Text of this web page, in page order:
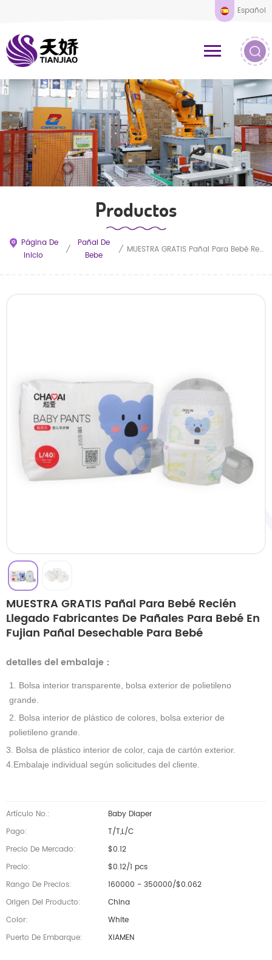
Español
Productos
Página De
Inicio
/
Pañal De
Bebe
/ MUESTRA GRATIS Pañal Para Bebé Recién Llegado Fabricantes De Pañales Para Bebé En Fujian Pañal Desechable Para Bebé
MUESTRA GRATIS Pañal Para Bebé Recién
Llegado Fabricantes De Pañales Para Bebé En
Fujian Pañal Desechable Para Bebé
detalles del embalaje ：
1. Bolsa interior transparente, bolsa exterior de polietileno
grande.
2. Bolsa interior de plástico de colores, bolsa exterior de
polietileno grande.
3. Bolsa de plástico interior de color, caja de cartón exterior.
4.Embalaje individual según solicitudes del cliente.
Artículo No.:
Baby Diaper
Pago:
T/T,L/C
Precio De Mercado:
$0.12
Precio:
$0.12/1 pcs
Rango De Precios:
160000 - 350000/$0.062
Origen Del Producto:
China
Color:
White
Puerto De Embarque:
XIAMEN